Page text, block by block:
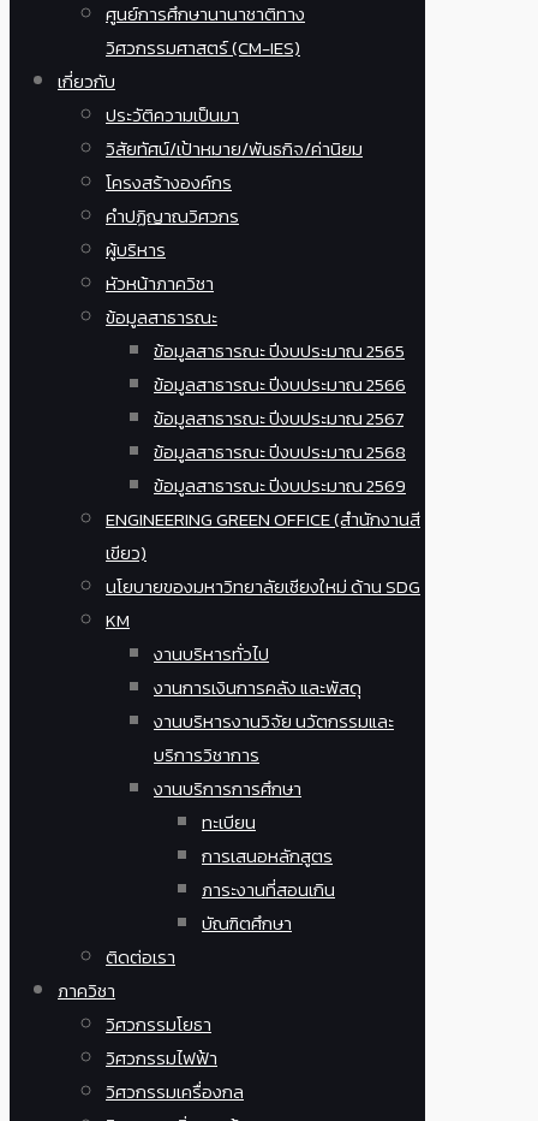
ศูนย์การศึกษานานาชาติทาง
วิศวกรรมศาสตร์ (CM-IES)
เกี่ยวกับ
ประวัติความเป็นมา
วิสัยทัศน์/เป้าหมาย/พันธกิจ/ค่านิยม
โครงสร้างองค์กร
คำปฏิญาณวิศวกร
ผู้บริหาร
หัวหน้าภาควิชา
ข้อมูลสาธารณะ
ข้อมูลสาธารณะ ปีงบประมาณ 2565
ข้อมูลสาธารณะ ปีงบประมาณ 2566
ข้อมูลสาธารณะ ปีงบประมาณ 2567
ข้อมูลสาธารณะ ปีงบประมาณ 2568
ข้อมูลสาธารณะ ปีงบประมาณ 2569
ENGINEERING GREEN OFFICE (สำนักงานสี
เขียว)
นโยบายของมหาวิทยาลัยเชียงใหม่ ด้าน SDG
KM
งานบริหารทั่วไป
งานการเงินการคลัง และพัสดุ
งานบริหารงานวิจัย นวัตกรรมและ
บริการวิชาการ
งานบริการการศึกษา
ทะเบียน
การเสนอหลักสูตร
ภาระงานที่สอนเกิน
บัณฑิตศึกษา
ติดต่อเรา
ภาควิชา
วิศวกรรมโยธา
วิศวกรรมไฟฟ้า
วิศวกรรมเครื่องกล